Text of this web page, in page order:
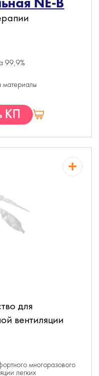
99,9%
материалы
КП
для
вентиляции
многоразового
легких